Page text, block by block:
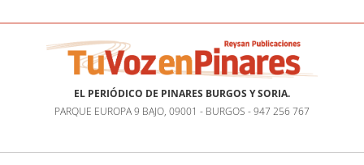
EL PERIÓDICO DE PINARES BURGOS Y SORIA.
PARQUE EUROPA 9 BAJO, 09001 - BURGOS - 947 256 767